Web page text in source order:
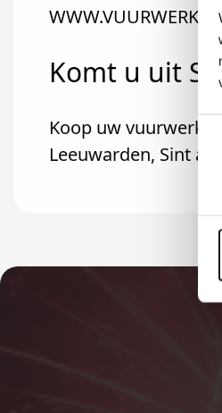
Komt u uit
Koop uw vuurwerk
Leeuwarden, Sint